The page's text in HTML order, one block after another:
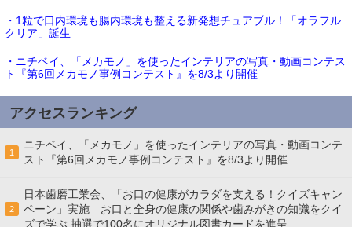
・1粒で口内環境も腸内環境も整える新発想チュアブル！「オラフル
クリア」誕生
・ニチベイ、「メカモノ」を使ったインテリアの写真・動画コンテス
ト『第6回メカモノ事例コンテスト』を8/3より開催
アクセスランキング
1
ニチベイ、「メカモノ」を使ったインテリアの写真・動画コンテ
スト『第6回メカモノ事例コンテスト』を8/3より開催
2
日本歯磨工業会、「お口の健康がカラダを支える！クイズキャン
ペーン」実施 お口と全身の健康の関係や歯みがきの知識をクイ
ズで学ぶ 抽選で100名にオリジナル図書カードを進呈